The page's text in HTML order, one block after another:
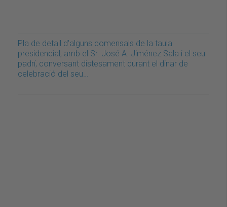
Pla de detall d'alguns comensals de la taula
presidencial, amb el Sr. José A. Jiménez Sala i el seu
padrí, conversant distesament durant el dinar de
celebració del seu…